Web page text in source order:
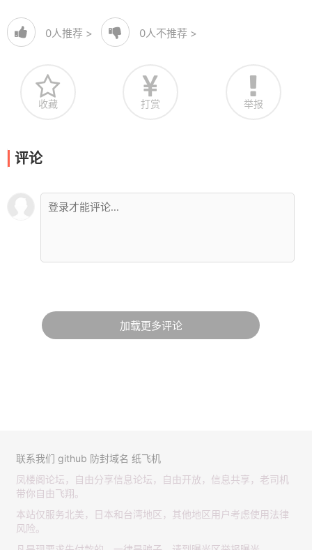
0人推荐 > 0人不推荐 >
收藏 打赏 举报
评论
加载更多评论
联系我们 github 防封域名 纸飞机
凤楼阁论坛，自由分享信息论坛，自由开放，信息共享，老司机
带你自由飞翔。
本站仅服务北美，日本和台湾地区，其他地区用户考虑使用法律
风险。